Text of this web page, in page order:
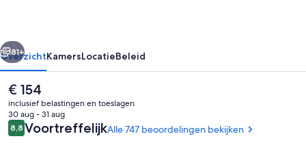
Volgende
81+
OverzichtKamersLocatieBeleid
De
huidige
prijs
is
€ 154
€ 154
inclusief belastingen en toeslagen
30 aug - 31 aug
Beoordelingen
8,88,8 op 10 –
VoortreffelijkAlle 747 beoordelingen bekijken